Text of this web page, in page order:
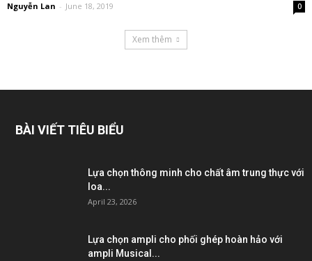
Nguyễn Lan - June 18, 2019 0
Xem thêm
BÀI VIẾT TIÊU BIỂU
Lựa chọn thông minh cho chất âm trung thực với
loa...
April 23, 2026
Lựa chọn ampli cho phối ghép hoàn hảo với
ampli Musical...